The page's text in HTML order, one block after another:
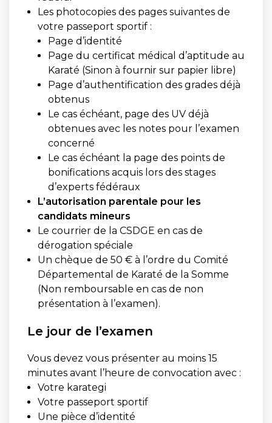
Les photocopies des pages suivantes de
votre passeport sportif :
Page d’identité
Page du certificat médical d’aptitude au
Karaté (Sinon à fournir sur papier libre)
Page d’authentification des grades déjà
obtenus
Le cas échéant, page des UV déjà
obtenues avec les notes pour l’examen
concerné
Le cas échéant la page des points de
bonifications acquis lors des stages
d’experts fédéraux
L’autorisation parentale pour les
candidats mineurs
Le courrier de la CSDGE en cas de
dérogation spéciale
Un chèque de 50 € à l’ordre du Comité
Départemental de Karaté de la Somme
(Non remboursable en cas de non
présentation à l’examen).
Le jour de l’examen
Vous devez vous présenter au moins 15
minutes avant l’heure de convocation avec :
Votre karategi
Votre passeport sportif
Une pièce d’identité